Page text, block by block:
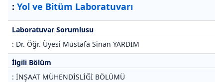
: Yol ve Bitüm Laboratuvarı
Laboratuvar Sorumlusu
: Dr. Öğr. Üyesi Mustafa Sinan YARDIM
İlgili Bölüm
: İNŞAAT MÜHENDİSLİĞİ BÖLÜMÜ